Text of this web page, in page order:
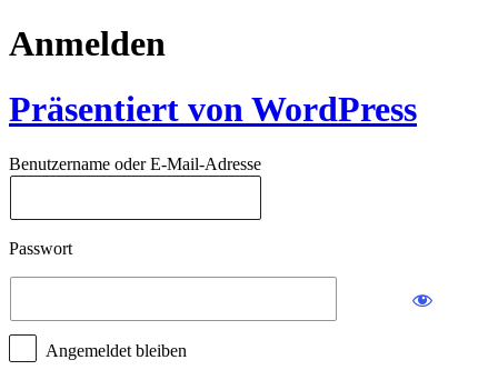
Anmelden
Präsentiert von WordPress
Benutzername oder E-Mail-Adresse
Passwort
Angemeldet bleiben